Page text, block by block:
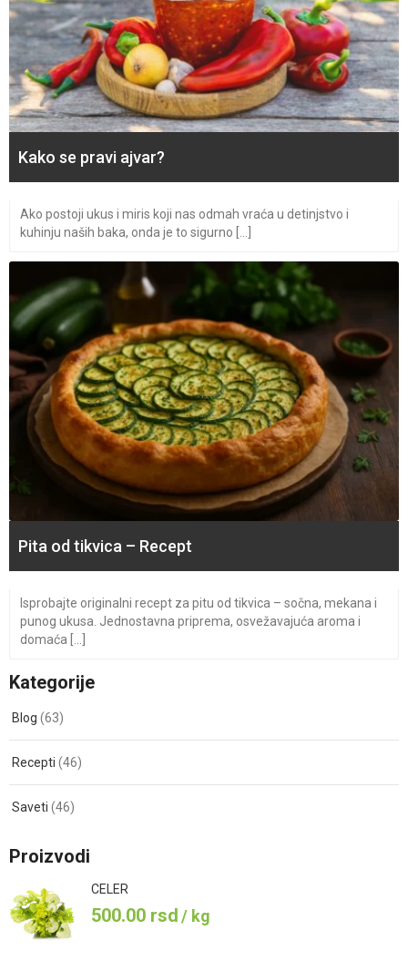
Kako se pravi ajvar?
Ako postoji ukus i miris koji nas odmah vraća u detinjstvo i
kuhinju naših baka, onda je to sigurno [...]
Pita od tikvica – Recept
Isprobajte originalni recept za pitu od tikvica – sočna, mekana i
punog ukusa. Jednostavna priprema, osvežavajuća aroma i
domaća [...]
Kategorije
Blog (63)
Recepti (46)
Saveti (46)
Proizvodi
CELER
500.00 rsd/ kg